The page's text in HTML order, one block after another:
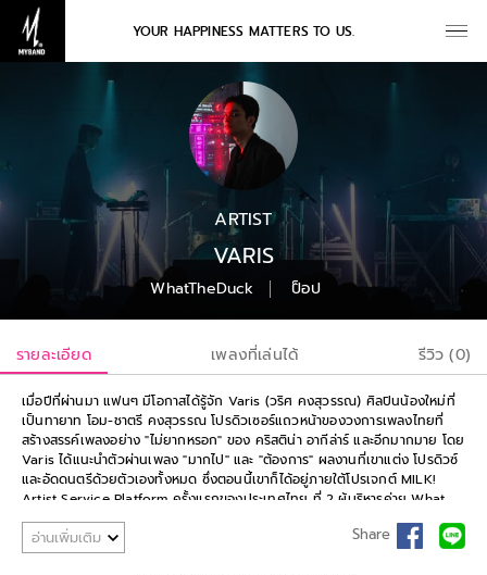
YOUR HAPPINESS MATTERS TO US.
ARTIST
VARIS
WhatTheDuck ป็อป
รายละเอียด เพลงที่เล่นได้ รีวิว (0)
เมื่อปีที่ผ่านมา แฟนๆ มีโอกาสได้รู้จัก Varis (วริศ คงสุวรรณ) ศิลปินน้องใหม่ที่
เป็นทายาท โอม-ชาตรี คงสุวรรณ โปรดิวเซอร์แถวหน้าของวงการเพลงไทยที่
สร้างสรรค์เพลงอย่าง "ไม่ยากหรอก" ของ คริสติน่า อากีล่าร์ และอีกมากมาย โดย
Varis ได้แนะนำตัวผ่านเพลง "มากไป" และ "ต้องการ" ผลงานที่เขาแต่ง โปรดิวซ์
และอัดดนตรีด้วยตัวเองทั้งหมด ซึ่งตอนนี้เขาก็ได้อยู่ภายใต้โปรเจกต์ MILK!
Artist Service Platform ครั้งแรกของประเทศไทย ที่ 2 ผู้บริหารค่าย What
The Duck อย่าง มอย-สามขวัญ ตันสมพงษ์ และ บอล-ต่อพงศ์ จันทบุบผา หรือ
บอล Scrubb ได้ทำเพื่อผลักดันศิลปินและนักดนตรีรุ่นใหม่
อ่านเพิ่มเติม Share